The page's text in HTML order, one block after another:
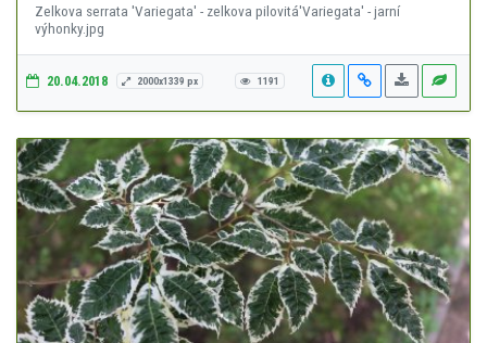
Zelkova serrata 'Variegata' - zelkova pilovitá'Variegata' - jarní
výhonky.jpg
20.04.2018 2000x1339 px 1191